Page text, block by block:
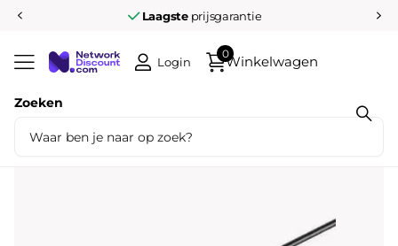
Laagsteprijsgarantie
Zoeken
Login Winkelwagen
0
Deel dit product
S/FTP CAT7 RJ45 verlengkabel 5M